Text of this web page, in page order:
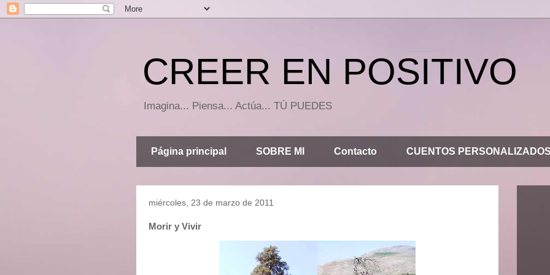
CREER EN POSITIVO
Imagina... Piensa... Actúa... TÚ PUEDES
Página principal SOBRE MI Contacto CUENTOS
miércoles, 23 de marzo de 2011
Morir y Vivir